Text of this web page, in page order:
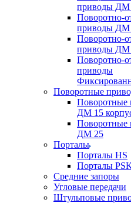
приводы ДМ
Поворотно-
приводы ДМ
Поворотно-
приводы ДМ
Поворотно-
приводы
Поворотные
Поворотные
ДМ 15
Поворотные
ДМ 25
Порталы
Порталы HS
Порталы
Средние запоры
Угловые передачи
Штульповые